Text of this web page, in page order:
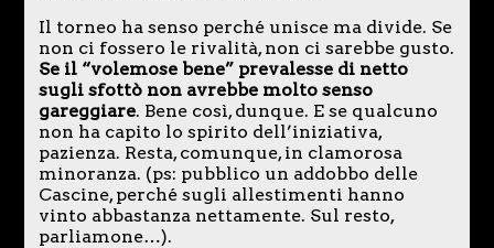
Il torneo ha senso perché unisce ma divide. Se
non ci fossero le rivalità, non ci sarebbe gusto.
Se il “volemose bene” prevalesse di netto
sugli sfottò non avrebbe molto senso
gareggiare. Bene così, dunque. E se qualcuno
non ha capito lo spirito dell’iniziativa,
pazienza. Resta, comunque, in clamorosa
minoranza. (ps: pubblico un addobbo delle
Cascine, perché sugli allestimenti hanno
vinto abbastanza nettamente. Sul resto,
parliamone…).